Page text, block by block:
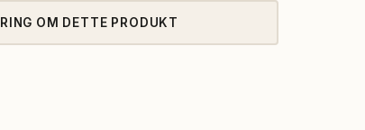
RING OM DETTE PRODUKT